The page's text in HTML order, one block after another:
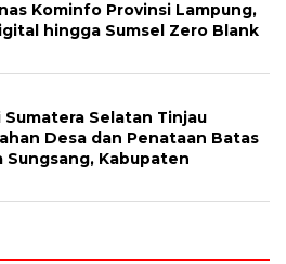
Kominfo Provinsi Lampung,
hingga Sumsel Zero Blank
Sumatera Selatan Tinjau
Desa dan Penataan Batas
Sungsang, Kabupaten